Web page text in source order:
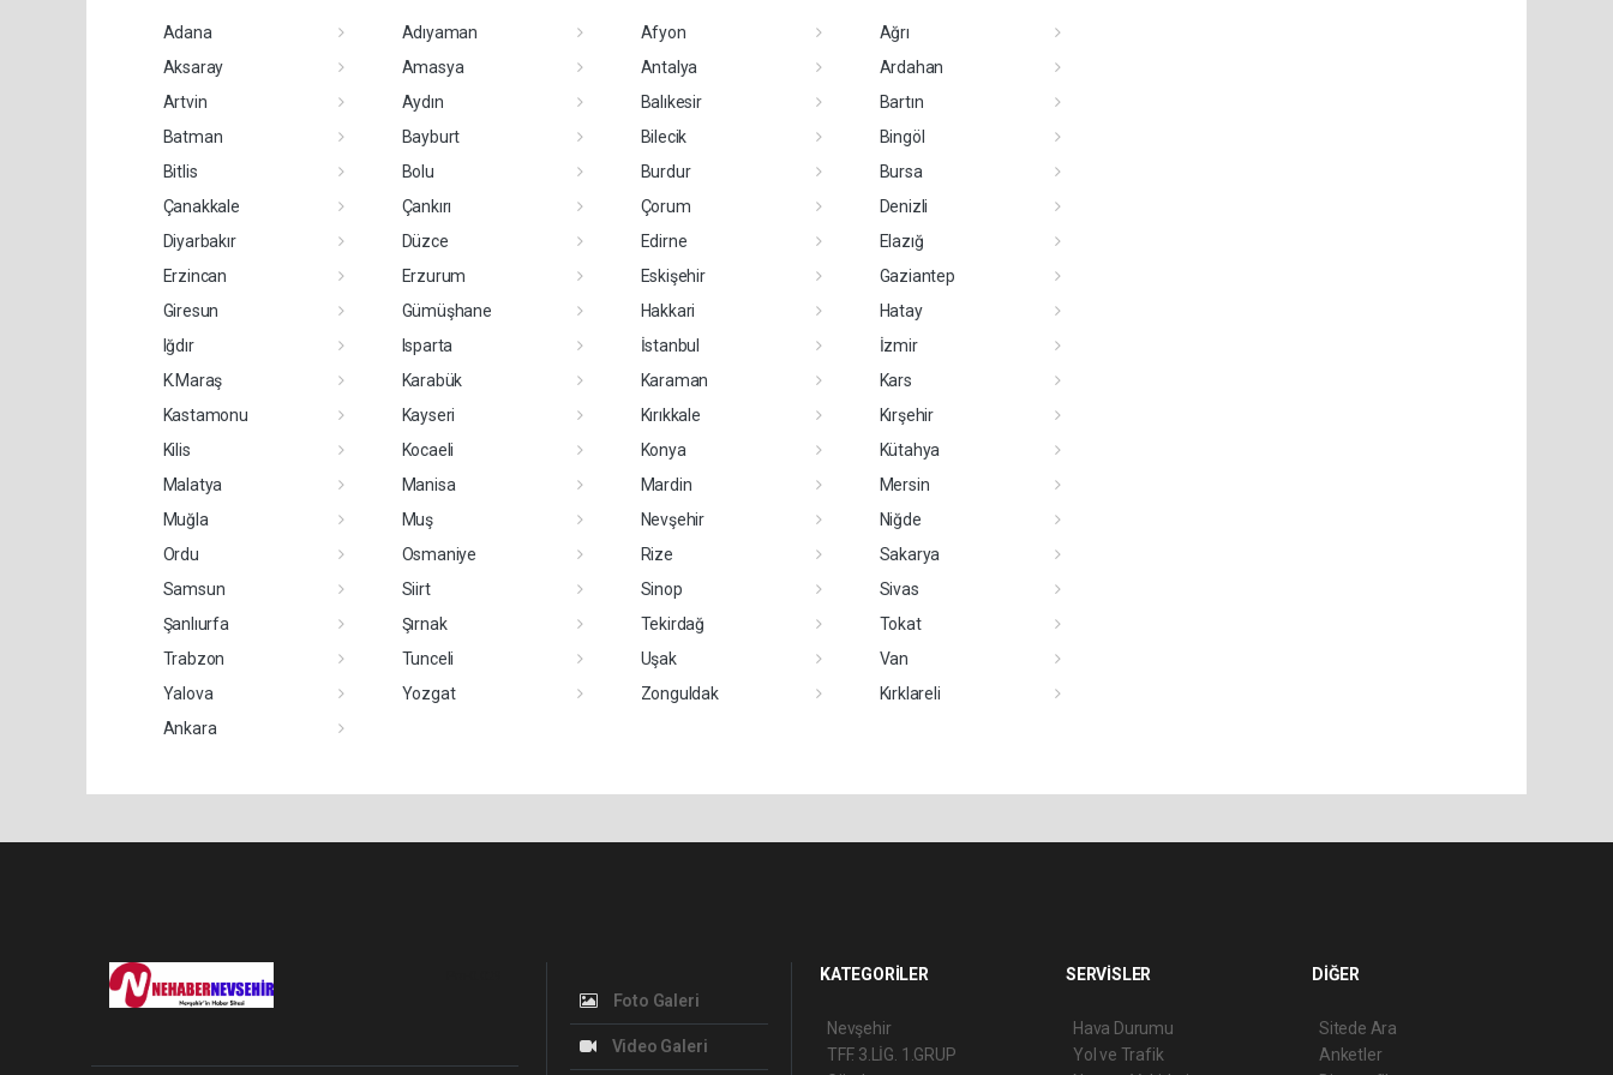
Adana Adıyaman Afyon
Ağrı
Aksaray
Amasya Antalya
Ardahan
Artvin
Aydın Balıkesir
Bartın
Batman
Bayburt Bilecik
Bingöl
Bitlis
Bolu Burdur
Bursa
Çanakkale
Çankırı Çorum
Denizli
Diyarbakır
Düzce Edirne
Elazığ
Erzincan
Erzurum Eskişehir
Gaziantep
Giresun
Gümüşhane Hakkari
Hatay
Iğdır
Isparta İstanbul
İzmir
K.Maraş
Karabük Karaman
Kars
Kastamonu
Kayseri Kırıkkale
Kırşehir
Kilis
Kocaeli Konya
Kütahya
Malatya
Manisa Mardin
Mersin
Muğla
Muş Nevşehir
Niğde
Ordu
Osmaniye Rize
Sakarya
Samsun
Siirt Sinop
Sivas
Şanlıurfa
Şırnak Tekirdağ
Tokat
Trabzon
Tunceli Uşak
Van
Yalova
Yozgat Zonguldak
Kırklareli
Ankara
Foto Galeri
Video Galeri
KATEGORİLER
Nevşehir
TFF. 3.LİG. 1.GRUP
SERVİSLER
Hava Durumu
Yol ve Trafik
DİĞER
Sitede Ara
Anketler